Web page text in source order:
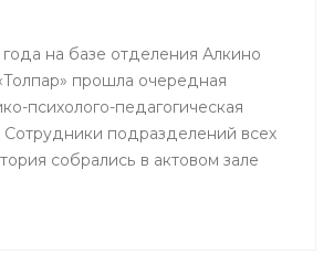
года на базе отделения Алкино
прошла очередная
психолого-педагогическая
подразделений всех
собрались в актовом зале
над оптимальными